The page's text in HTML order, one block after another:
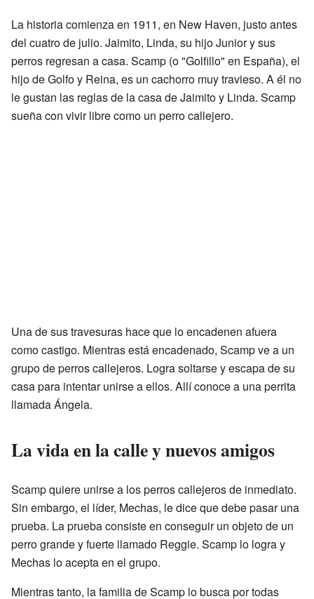
La historia comienza en 1911, en New Haven, justo antes
del cuatro de julio. Jaimito, Linda, su hijo Junior y sus
perros regresan a casa. Scamp (o "Golfillo" en España), el
hijo de Golfo y Reina, es un cachorro muy travieso. A él no
le gustan las reglas de la casa de Jaimito y Linda. Scamp
sueña con vivir libre como un perro callejero.
Una de sus travesuras hace que lo encadenen afuera
como castigo. Mientras está encadenado, Scamp ve a un
grupo de perros callejeros. Logra soltarse y escapa de su
casa para intentar unirse a ellos. Allí conoce a una perrita
llamada Ángela.
La vida en la calle y nuevos amigos
Scamp quiere unirse a los perros callejeros de inmediato.
Sin embargo, el líder, Mechas, le dice que debe pasar una
prueba. La prueba consiste en conseguir un objeto de un
perro grande y fuerte llamado Reggie. Scamp lo logra y
Mechas lo acepta en el grupo.
Mientras tanto, la familia de Scamp lo busca por todas